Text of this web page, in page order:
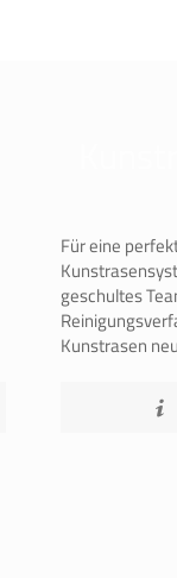
Für eine
geschultes
Kunstrasen